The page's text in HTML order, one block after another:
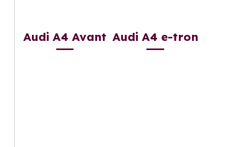
Audi A4 Avant Audi A4 e-tron